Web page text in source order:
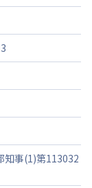
事(1)第113032